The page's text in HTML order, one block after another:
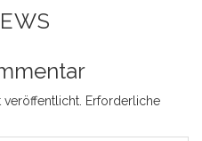
Erforderliche